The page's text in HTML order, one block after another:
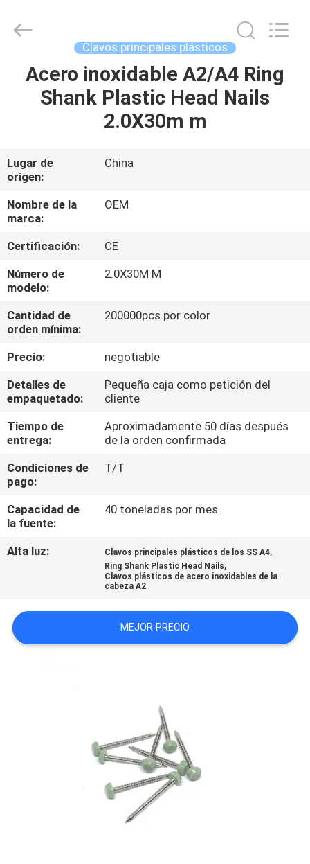
HOGAR
PRODUCTOS
SOBRE
NOSOTROS
VIAJE
DE
LA
DE
CALIDAD
ÉNTRENOS
EN
CONTACTO
CON
PIDA
MAPA
Business
License.
Reserved.
Clavos principales plásticos
Acero inoxidable A2/A4 Ring
Shank Plastic Head Nails
2.0X30m m
Lugar de
origen:
China
Nombre de la
marca:
OEM
Certificación:
CE
Número de
modelo:
2.0X30M M
Cantidad de
orden mínima:
200000pcs por color
Precio:
negotiable
Detalles de
empaquetado:
Pequeña caja como petición del
cliente
Tiempo de
entrega:
Aproximadamente 50 días después
de la orden confirmada
Condiciones de
pago:
T/T
Capacidad de
la fuente:
40 toneladas por mes
Alta luz: Clavos principales plásticos de los SS A4,
Ring Shank Plastic Head Nails,
Clavos plásticos de acero inoxidables de la
cabeza A2
MEJOR PRECIO